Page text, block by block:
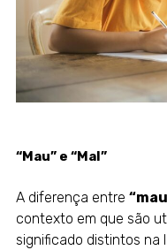
“Mau” e “Mal”
A diferença entre
contexto em que são
significado distintos na